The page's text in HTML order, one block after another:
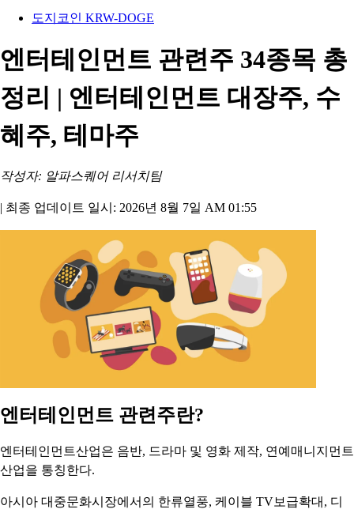
도지코인 KRW-DOGE
엔터테인먼트 관련주 34종목 총
정리 | 엔터테인먼트 대장주, 수
혜주, 테마주
작성자: 알파스퀘어 리서치팀
| 최종 업데이트 일시: 2026년 8월 7일 AM 01:55
엔터테인먼트 관련주란?
엔터테인먼트산업은 음반, 드라마 및 영화 제작, 연예매니지먼트
산업을 통칭한다.
아시아 대중문화시장에서의 한류열풍, 케이블 TV보급확대, 디